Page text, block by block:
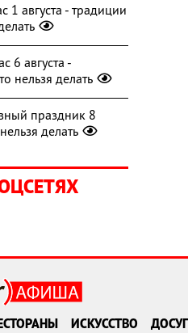
1 августа - традиции
6 августа -
нельзя делать
праздник 8
делать
ИСКУССТВО ДОСУГ